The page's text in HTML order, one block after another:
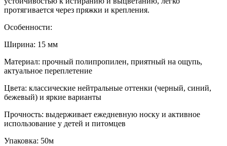
протягивается через пряжки и крепления.
Особенности:
Ширина: 15 мм
Материал: прочный полипропилен, приятный на ощупь,
актуальное переплетение
Цвета: классические нейтральные оттенки (черный, синий,
бежевый) и яркие варианты
Прочность: выдерживает ежедневную носку и активное
использование у детей и питомцев
Упаковка: 50м